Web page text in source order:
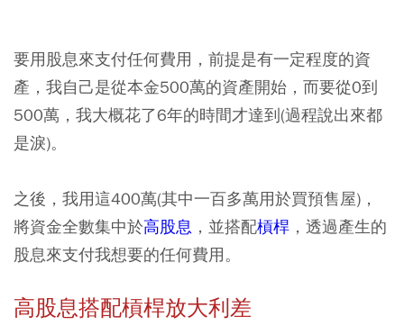
要用股息來支付任何費用，前提是有一定程度的資
產，我自己是從本金500萬的資產開始，而要從0到
500萬，我大概花了6年的時間才達到(過程說出來都
是淚)。
之後，我用這400萬(其中一百多萬用於買預售屋)，
將資金全數集中於高股息 ，並搭配槓桿 ，透過產生的
股息來支付我想要的任何費用。
高股息搭配槓桿放大利差